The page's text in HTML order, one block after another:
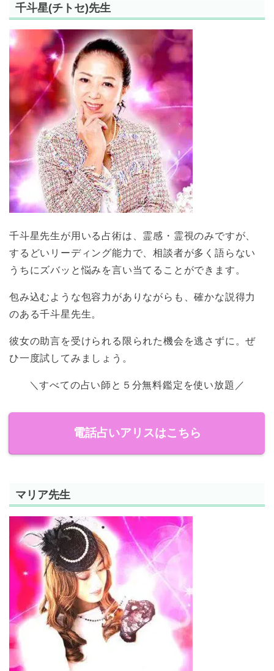
千斗星(チトセ)先生
千斗星先生が用いる占術は、霊感・霊視のみですが、
するどいリーディング能力で、相談者が多く語らない
うちにズバッと悩みを言い当てることができます。
包み込むような包容力がありながらも、確かな説得力
のある千斗星先生。
彼女の助言を受けられる限られた機会を逃さずに。ぜ
ひ一度試してみましょう。
＼すべての占い師と５分無料鑑定を使い放題／
電話占いアリスはこちら
マリア先生